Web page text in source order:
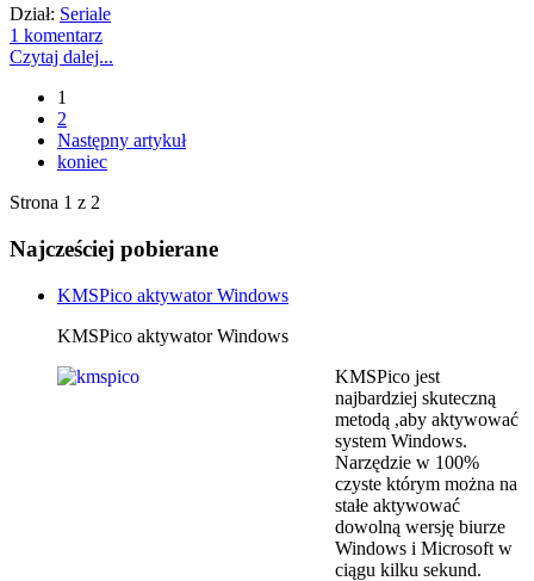
Dział: Seriale
1 komentarz
Czytaj dalej...
1
2
Następny artykuł
koniec
Strona 1 z 2
Najcześciej pobierane
KMSPico aktywator Windows
KMSPico aktywator Windows
KMSPico jest
najbardziej skuteczną
metodą ,aby aktywować
system Windows.
Narzędzie w 100%
czyste którym można na
stałe aktywować
dowolną wersję biurze
Windows i Microsoft w
ciągu kilku sekund.